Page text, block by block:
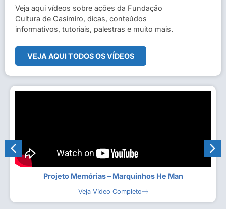
Veja aqui vídeos sobre ações da Fundação
Cultura de Casimiro, dicas, conteúdos
informativos, tutoriais, palestras e muito mais.
VEJA AQUI TODOS OS VÍDEOS
Projeto Memórias – Marquinhos He Man
Veja Vídeo Completo